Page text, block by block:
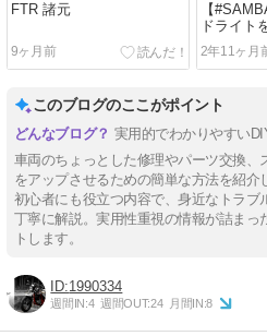
FTR 諸元
9ヶ月前
【
ドライト
LEDにし
2年11ヶ月
このブログのここがポイント
実用的でわかりやすい
車両のちょっとした修理やパーツ交換、
をアップさせるための簡単な方法を紹介
初心者にも役立つ内容で、身近なトラブ
丁寧に解説。実用性重視の情報が詰まっ
トします。
1990334
週間IN:4 週間OUT:24 月間IN:8